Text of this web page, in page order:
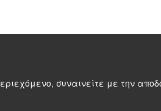
συναινείτε με την